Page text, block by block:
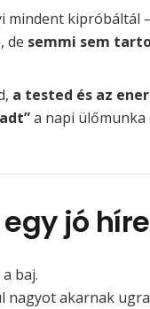
mindent kipróbáltál
de semmi sem
a tested és az
a napi ülőmunka
jó
baj.
nagyot akarnak